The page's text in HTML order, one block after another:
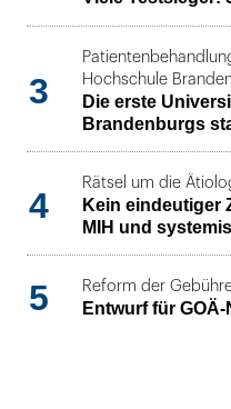
3
Hochschule
Die erste
Brandenburgs
4
Rätsel um die
Kein eindeutiger
MIH und
5 Reform der
Entwurf für